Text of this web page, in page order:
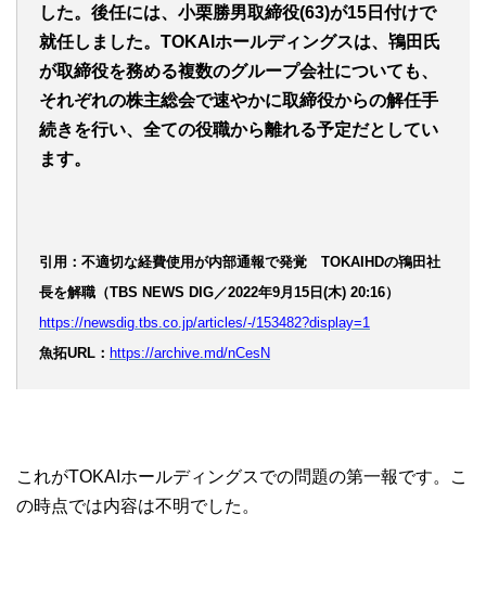
した。後任には、小栗勝男取締役(63)が15日付けで
就任しました。TOKAIホールディングスは、鴇田氏
が取締役を務める複数のグループ会社についても、
それぞれの株主総会で速やかに取締役からの解任手
続きを行い、全ての役職から離れる予定だとしてい
ます。
引用：不適切な経費使用が内部通報で発覚 TOKAIHDの鴇田社
長を解職（TBS NEWS DIG／2022年9月15日(木) 20:16）
https://newsdig.tbs.co.jp/articles/-/153482?display=1
魚拓URL： https://archive.md/nCesN
これがTOKAIホールディングスでの問題の第一報です。こ
の時点では内容は不明でした。